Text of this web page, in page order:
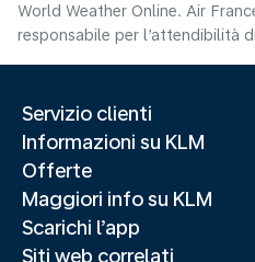
World Weather Online. Air
responsabile per l’attendibilità
Servizio clienti
Informazioni su KLM
Offerte
Maggiori info su KLM
Scarichi l’app
Siti web correlati